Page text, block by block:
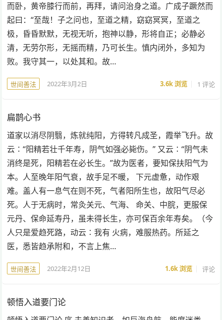
而卧，黄帝膝行而前，再拜，请问治身之道。广成子蹶然而
起曰：“至哉！子之问也，至道之精，窈窈冥冥，至道之
极，昏昏默默，无视无听，抱神以静，形将自正；必静必
清，无劳尔形，无摇而精，乃可长生。慎内闭外，多知为
败。我守其一，以处其和。故…
世间善法 2022年3月2日 3.6k浏览 1 评论
扁鹊心书
道家以消尽阴翳，炼就纯阳，方得转凡成圣，霞举飞升。故
云∶“阳精若壮千年寿，阴气如强必毙伤。” 又云∶“阴气未
消终是死，阳精若在必长生。”故为医者，要知保扶阳气为
本。人至晚年阳气衰，故手足不暖， 下元虚惫，动作艰
难。盖人有一息气在则不死，气者阳所生也，故阳气尽必
死。人于无病时，常灸关元、气海、 命关、中脘，更服保
元丹、保命延寿丹，虽未得长生，亦可保百余年寿矣。（今
人只是爱趋死路，动云∶我有 火病，难服热药。所延之
医，悉皆趋承附和，不言上焦…
世间善法 2022年2月12日 1.6k浏览 评论
顿悟入道要门论